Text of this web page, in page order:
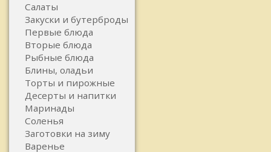
Салаты
Закуски и бутерброды
Первые блюда
Вторые блюда
Рыбные блюда
Блины, оладьи
Торты и пирожные
Десерты и напитки
Маринады
Соленья
Заготовки на зиму
Варенье